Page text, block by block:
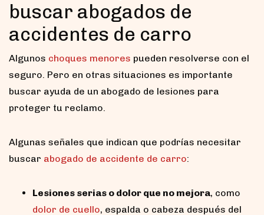
buscar abogados de
accidentes de carro
Algunos choques menores pueden resolverse con el
seguro. Pero en otras situaciones es importante
buscar ayuda de un abogado de lesiones para
proteger tu reclamo.
Algunas señales que indican que podrías necesitar
buscar abogado de accidente de carro:
Lesiones serias o dolor que no mejora, como
dolor de cuello, espalda o cabeza después del